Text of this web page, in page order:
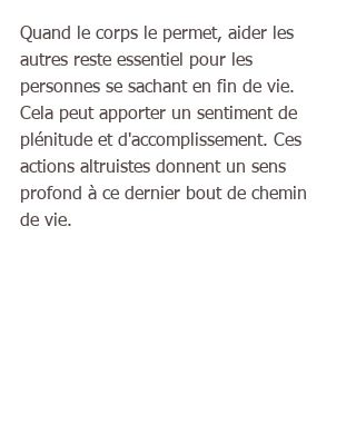
Quand le corps le permet, aider les
autres reste essentiel pour les
personnes se sachant en fin de vie.
Cela peut apporter un sentiment de
plénitude et d'accomplissement. Ces
actions altruistes donnent un sens
profond à ce dernier bout de chemin
de vie.